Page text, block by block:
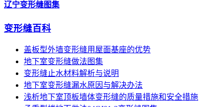
辽宁变形缝图集
变形缝百科
盖板型外墙变形缝用屋面基座的优势
地下室变形缝做法图集
变形缝止水材料解析与说明
地下室变形缝漏水原因与解决办法
浅析地下室顶板墙体变形缝的质量措施和安全措施